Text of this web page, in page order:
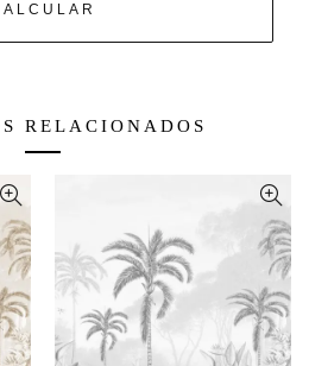
RELACIONADOS